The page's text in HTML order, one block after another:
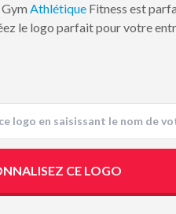
Athlétique Fitness est
le logo parfait pour votre
CE LOGO